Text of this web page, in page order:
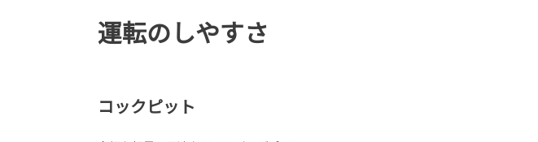
運転のしやすさ
コックピット